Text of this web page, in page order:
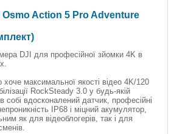
Action 5 Pro Adventure
DJI для професійної зйомки 4K в
максимальної якості відео 4K/120
RockSteady 3.0 у будь-якій
собі вдосконалений датчик, професійні
IP68 і міцний акумулятор,
як для відеоблогерів, так і для